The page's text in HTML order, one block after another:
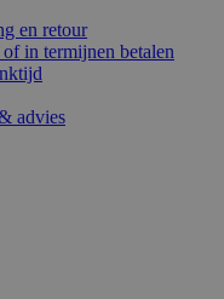
en retour
in termijnen betalen
advies